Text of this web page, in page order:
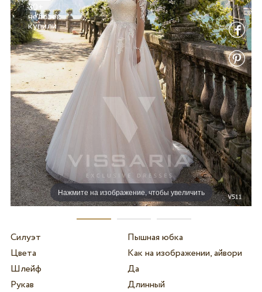
Нажмите на изображение, чтобы увеличить
30+
человек
купили
Силуэт
Пышная юбка
Цвета
Как на изображении, айвори
Шлейф
Да
Рукав
Длинный